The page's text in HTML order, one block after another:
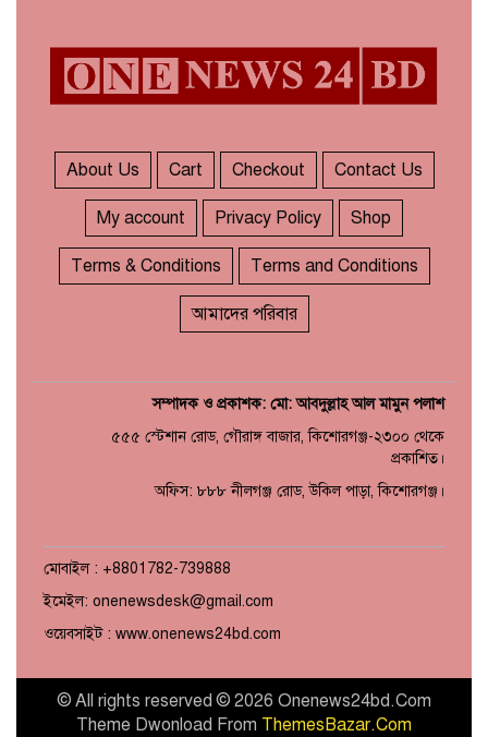
About Us Cart Checkout Contact Us
My account Privacy Policy Shop
Terms & Conditions Terms and Conditions
আমাদের পরিবার
সম্পাদক ও প্রকাশক: মো: আবদুল্লাহ আল মামুন পলাশ
৫৫৫ স্টেশান রোড, গৌরাঙ্গ বাজার, কিশোরগঞ্জ-২৩০০ থেকে
প্রকাশিত।
অফিস: ৮৮৮ নীলগঞ্জ রোড, উকিল পাড়া, কিশোরগঞ্জ।
মোবাইল : +8801782-739888
ইমেইল: onenewsdesk@gmail.com
ওয়েবসাইট : www.onenews24bd.com
© All rights reserved © 2026 Onenews24bd.Com
Theme Dwonload From ThemesBazar.Com